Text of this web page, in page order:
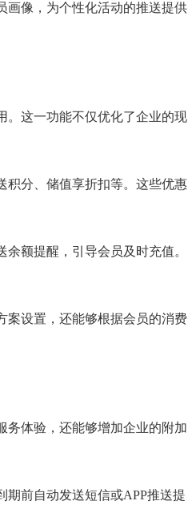
画像，为个性化活动的推送提供
。这一功能不仅优化了企业的现
积分、储值享折扣等。这些优惠
额提醒，引导会员及时充值。
案设置，还能够根据会员的消费
务体验，还能够增加企业的附加
前自动发送短信或APP推送提